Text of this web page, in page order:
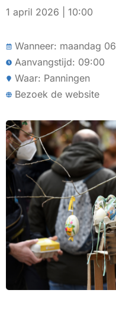
1 april 2026 | 10:00
Wanneer: maandag
Aanvangstijd: 09:00
Waar: Panningen
Bezoek de website